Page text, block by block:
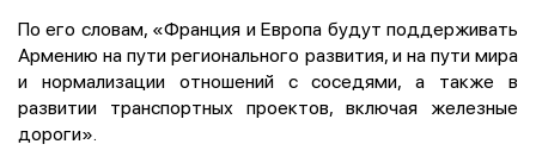
По его словам, «Франция и Европа будут поддерживать
Армению на пути регионального развития, и на пути мира
и нормализации отношений с соседями, а также в
развитии транспортных проектов, включая железные
дороги».